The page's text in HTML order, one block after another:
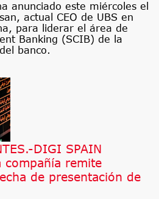
anunciado este miércoles el
actual CEO de UBS en
para liderar el área de
Banking (SCIB) de la
banco.
DIGI SPAIN
compañía remite
de presentación de